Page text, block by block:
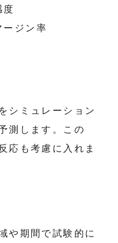
度
ージン率
シミュレーション
測します。この
応も考慮に入れま
や期間で試験的に